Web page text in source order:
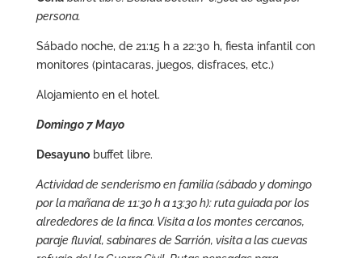
persona.
Sábado noche, de 21:15 h a 22:30 h, fiesta infantil con
monitores (pintacaras, juegos, disfraces, etc.)
Alojamiento en el hotel.
Domingo 7 Mayo
Desayunobuffet libre.
Actividad de senderismo en familia (sábado y domingo
por la mañana de 11:30 h a 13:30 h): ruta guiada por los
alrededores de la finca. Visita a los montes cercanos,
paraje fluvial, sabinares de Sarrión, visita a las cuevas